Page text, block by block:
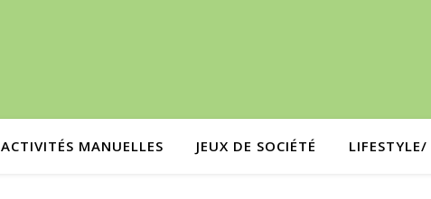
ACTIVITÉS MANUELLES JEUX DE SOCIÉTÉ